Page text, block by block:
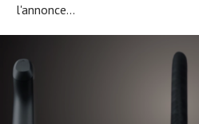
l'annonce...